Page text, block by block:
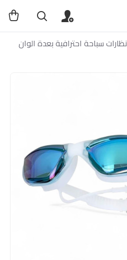
نظارات سباحة احترافية بعدة الوان